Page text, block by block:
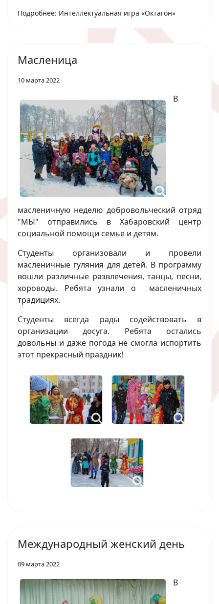
Подробнее: Интеллектуальная игра «Октагон»
Масленица
10 марта 2022
В
масленичную неделю добровольческий отряд
"МЫ" отправились в Хабаровский центр
социальной помощи семье и детям.
Студенты организовали и провели
масленичные гуляния для детей. В программу
вошли различные развлечения, танцы, песни,
хороводы. Ребята узнали о масленичных
традициях.
Студенты всегда рады содействовать в
организации досуга. Ребята остались
довольны и даже погода не смогла испортить
этот прекрасный праздник!
Международный женский день
09 марта 2022
В